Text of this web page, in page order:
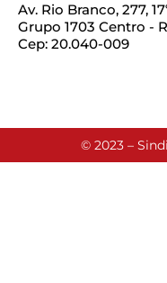
Av. Rio Branco, 277,
Grupo 1703 Centro -
Cep: 20.040-009
© 2023 –